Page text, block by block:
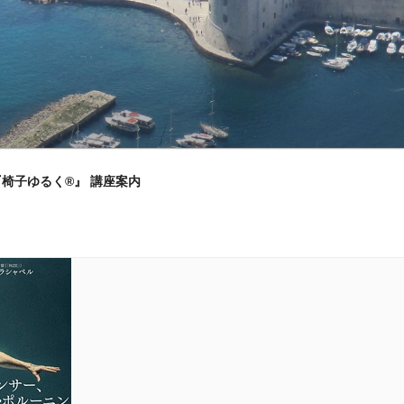
子ゆるく®』 講座案内